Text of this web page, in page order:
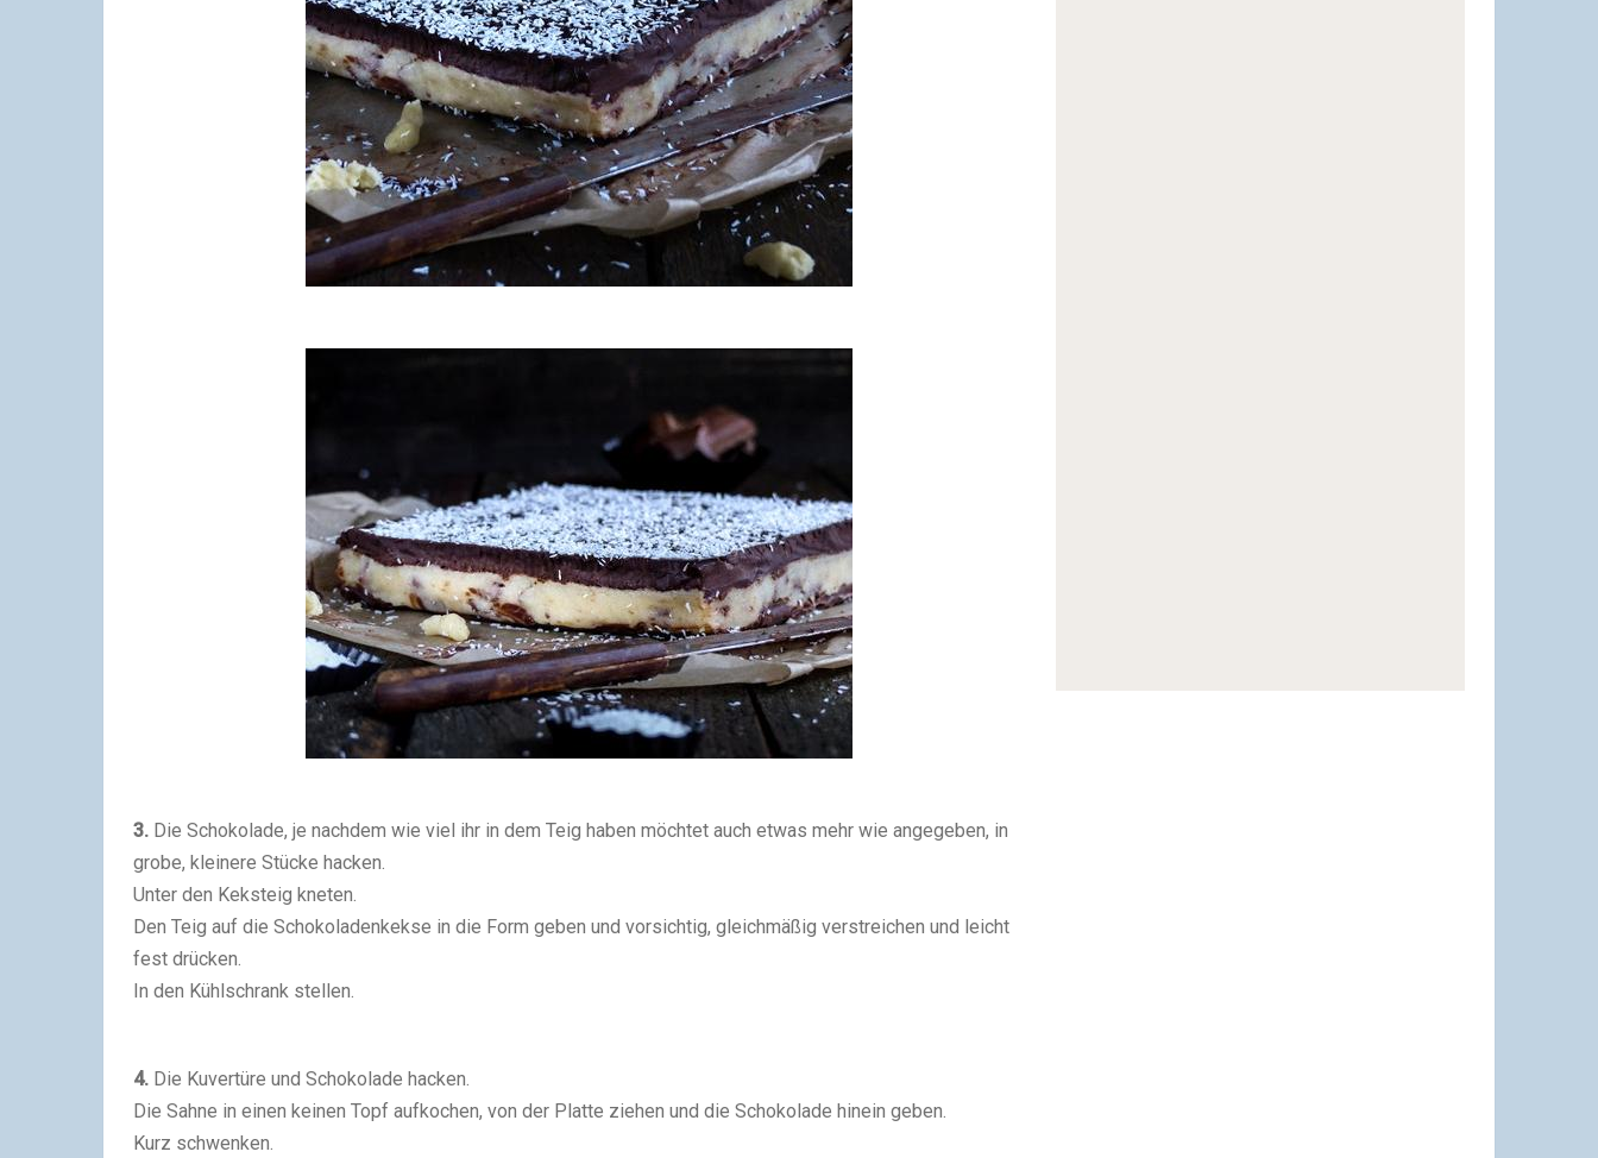
3. Die Schokolade, je nachdem wie viel ihr in dem Teig haben möchtet auch etwas mehr wie angegeben, in
grobe, kleinere Stücke hacken.
Unter den Keksteig kneten.
Den Teig auf die Schokoladenkekse in die Form geben und vorsichtig, gleichmäßig verstreichen und leicht
fest drücken.
In den Kühlschrank stellen.
4. Die Kuvertüre und Schokolade hacken.
Die Sahne in einen keinen Topf aufkochen, von der Platte ziehen und die Schokolade hinein geben.
Kurz schwenken.